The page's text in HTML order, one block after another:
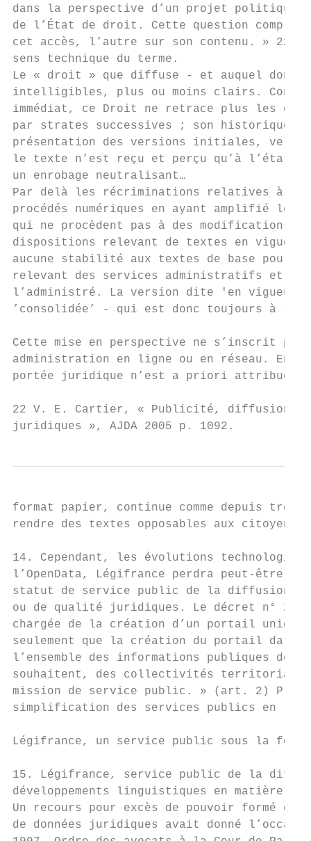
dans la perspective d’un projet politique
de l’État de droit. Cette question
cet accès, l’autre sur son contenu. » 22
sens technique du terme.
Le « droit » que diffuse - et auquel
intelligibles, plus ou moins clairs.
immédiat, ce Droit ne retrace plus les
par strates successives ; son historique
présentation des versions initiales,
le texte n’est reçu et perçu qu’à l’état
un enrobage neutralisant…
Par delà les récriminations relatives à
procédés numériques en ayant amplifié
qui ne procèdent pas à des modifications,
dispositions relevant de textes en
aucune stabilité aux textes de base
relevant des services administratifs et
l’administré. La version dite 'en
’consolidée’ - qui est donc toujours à
Cette mise en perspective ne s’inscrit
administration en ligne ou en réseau. En
portée juridique n’est a priori attribuée
22 V. E. Cartier, « Publicité, diffusion et
juridiques », AJDA 2005 p. 1092.
format papier, continue comme depuis
rendre des textes opposables aux citoyens
14. Cependant, les évolutions
l’OpenData, Légifrance perdra peut-être
statut de service public de la diffusion du
ou de qualité juridiques. Le décret n°
chargée de la création d’un portail
seulement que la création du portail
l’ensemble des informations publiques
souhaitent, des collectivités territoriales
mission de service public. » (art. 2) Plus
simplification des services publics en
Légifrance, un service public sous la
15. Légifrance, service public de la
développements linguistiques en matière
Un recours pour excès de pouvoir formé
de données juridiques avait donné